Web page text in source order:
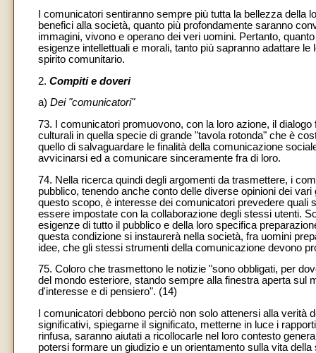
I comunicatori sentiranno sempre più tutta la bellezza
benefici alla società, quanto più profondamente saranno
immagini, vivono e operano dei veri uomini. Pertanto,
esigenze intellettuali e morali, tanto più sapranno adattare
spirito comunitario.
2. Compiti e doveri
a) Dei "comunicatori"
73. I comunicatori promuovono, con la loro azione, il
culturali in quella specie di grande "tavola rotonda" che è
quello di salvaguardare le finalità della comunicazione
avvicinarsi ed a comunicare sinceramente fra di loro.
74. Nella ricerca quindi degli argomenti da trasmettere, i
pubblico, tenendo anche conto delle diverse opinioni dei
questo scopo, è interesse dei comunicatori prevedere quali
essere impostate con la collaborazione degli stessi utenti.
esigenze di tutto il pubblico e della loro specifica
questa condizione si instaurerà nella società, fra uomini
idee, che gli stessi strumenti della comunicazione devono
75. Coloro che trasmettono le notizie "sono obbligati, per
del mondo esteriore, stando sempre alla finestra aperta sul
d'interesse e di pensiero". (14)
I comunicatori debbono perciò non solo attenersi alla
significativi, spiegarne il significato, metterne in luce i
rinfusa, saranno aiutati a ricollocarle nel loro contesto
potersi formare un giudizio e un orientamento sulla vita della